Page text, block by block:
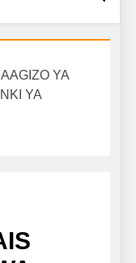
kwa Kiswahili,
YA
YA